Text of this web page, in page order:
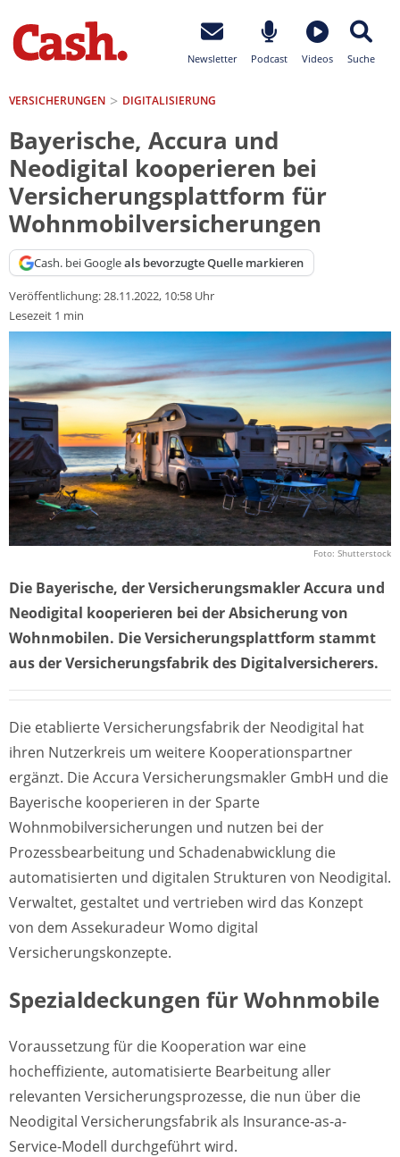
Newsletter Podcast Videos Suche
VERSICHERUNGEN DIGITALISIERUNG
Bayerische, Accura und
Neodigital kooperieren bei
Versicherungsplattform für
Wohnmobilversicherungen
Cash. bei Googleals bevorzugte Quelle markieren
Veröffentlichung:28.11.2022, 10:58 Uhr
Lesezeit 1 min
Foto: Shutterstock
Die Bayerische, der Versicherungsmakler Accura und
Neodigital kooperieren bei der Absicherung von
Wohnmobilen. Die Versicherungsplattform stammt
aus der Versicherungsfabrik des Digitalversicherers.
Die etablierte Versicherungsfabrik der Neodigital hat
ihren Nutzerkreis um weitere Kooperationspartner
ergänzt. Die Accura Versicherungsmakler GmbH und die
Bayerische kooperieren in der Sparte
Wohnmobilversicherungen und nutzen bei der
Prozessbearbeitung und Schadenabwicklung die
automatisierten und digitalen Strukturen von Neodigital.
Verwaltet, gestaltet und vertrieben wird das Konzept
von dem Assekuradeur Womo digital
Versicherungskonzepte.
Spezialdeckungen für Wohnmobile
Voraussetzung für die Kooperation war eine
hocheffiziente, automatisierte Bearbeitung aller
relevanten Versicherungsprozesse, die nun über die
Neodigital Versicherungsfabrik als Insurance-as-a-
Service-Modell durchgeführt wird.